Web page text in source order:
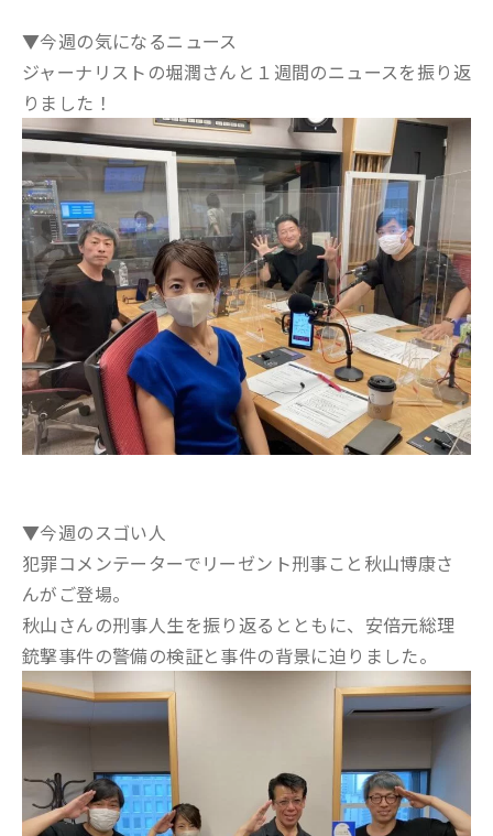
▼今週の気になるニュース
ジャーナリストの堀潤さんと１週間のニュースを振り返
りました！
▼今週のスゴい人
犯罪コメンテーターでリーゼント刑事こと秋山博康さ
んがご登場。
秋山さんの刑事人生を振り返るとともに、安倍元総理
銃撃事件の警備の検証と事件の背景に迫りました。